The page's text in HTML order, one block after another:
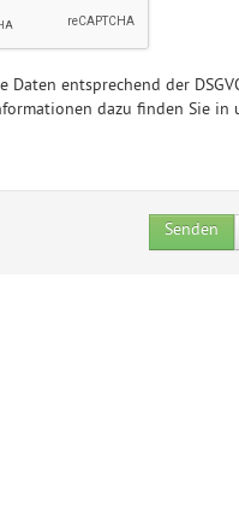
Daten entsprechend der
dazu finden Sie in
Senden